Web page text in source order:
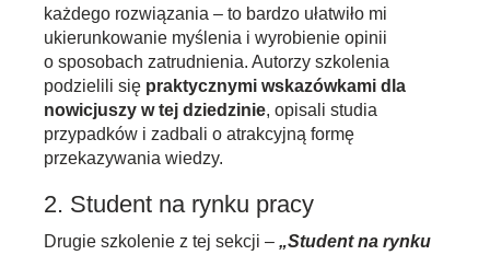
każdego rozwiązania – to bardzo ułatwiło mi
ukierunkowanie myślenia i wyrobienie opinii
o sposobach zatrudnienia. Autorzy szkolenia
podzielili się praktycznymi wskazówkami dla
nowicjuszy w tej dziedzinie, opisali studia
przypadków i zadbali o atrakcyjną formę
przekazywania wiedzy.
2. Student na rynku pracy
Drugie szkolenie z tej sekcji – „Student na rynku